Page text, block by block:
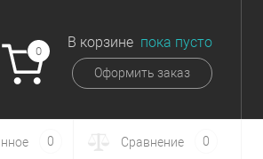
0
В корзине пока пусто
Оформить заказ
0 Сравнение 0